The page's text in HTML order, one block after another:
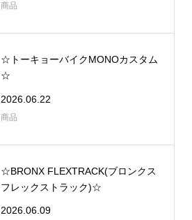
商品
☆トーキョーバイクMONOカスタム
☆
2026.06.22
商品
☆BRONX FLEXTRACK(ブロンクス
フレックストラック)☆
2026.06.09